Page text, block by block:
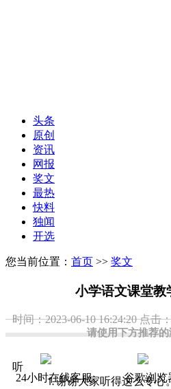
请使用下方推荐的
24小时在线客服 谷歌浏览
头条
原创
资讯
网报
奖文
最热
快料
独闻
开选
您当前位置： 首页 >> 奖文
小学语文课堂教
时间：2023-06-10 16:24:20点击
听
⒈谢谢大家听得这么专心